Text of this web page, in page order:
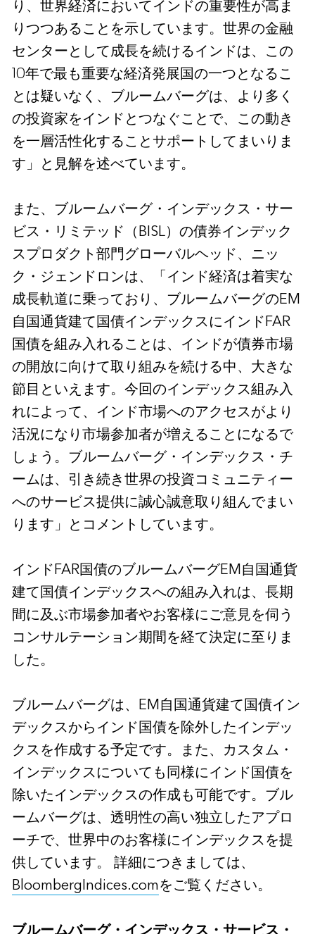
り、世界経済においてインドの重要性が高ま
りつつあることを示しています。世界の金融
センターとして成長を続けるインドは、この
10年で最も重要な経済発展国の一つとなるこ
とは疑いなく、ブルームバーグは、より多く
の投資家をインドとつなぐことで、この動き
を一層活性化することサポートしてまいりま
す」と見解を述べています。
また、ブルームバーグ・インデックス・サー
ビス・リミテッド（BISL）の債券インデック
スプロダクト部門グローバルヘッド、ニッ
ク・ジェンドロンは、「インド経済は着実な
成長軌道に乗っており、ブルームバーグのEM
自国通貨建て国債インデックスにインドFAR
国債を組み入れることは、インドが債券市場
の開放に向けて取り組みを続ける中、大きな
節目といえます。今回のインデックス組み入
れによって、インド市場へのアクセスがより
活況になり市場参加者が増えることになるで
しょう。ブルームバーグ・インデックス・チ
ームは、引き続き世界の投資コミュニティー
へのサービス提供に誠心誠意取り組んでまい
ります」とコメントしています。
インドFAR国債のブルームバーグEM自国通貨
建て国債インデックスへの組み入れは、長期
間に及ぶ市場参加者やお客様にご意見を伺う
コンサルテーション期間を経て決定に至りま
した。
ブルームバーグは、EM自国通貨建て国債イン
デックスからインド国債を除外したインデッ
クスを作成する予定です。また、カスタム・
インデックスについても同様にインド国債を
除いたインデックスの作成も可能です。ブル
ームバーグは、透明性の高い独立したアプロ
ーチで、世界中のお客様にインデックスを提
供しています。 詳細につきましては、
BloombergIndices.comをご覧ください。